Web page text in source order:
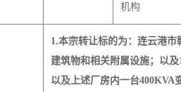
机构
1.本宗转让标的为：连云港市
建筑物和相关附属设施；以
以及上述厂房内一台400KVA